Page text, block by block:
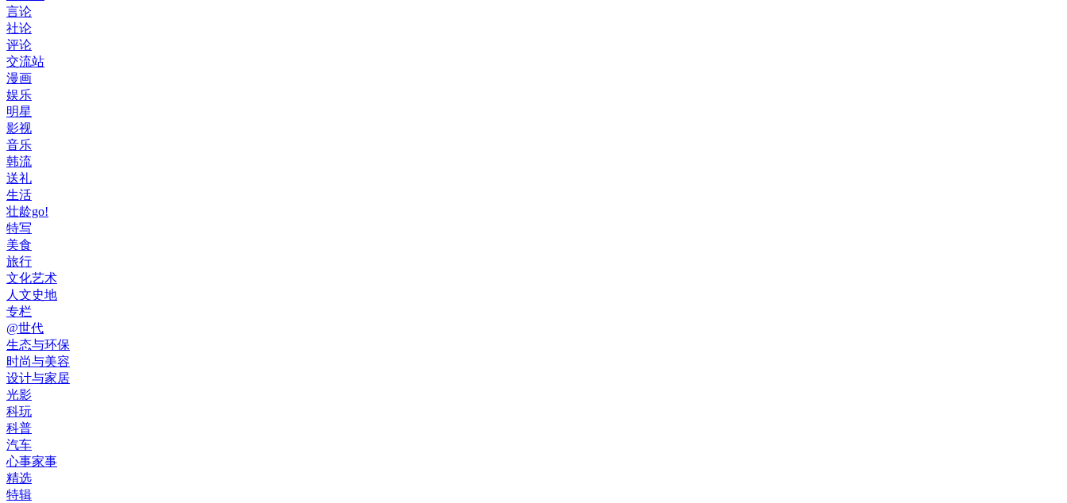
言论
社论
评论
交流站
漫画
娱乐
明星
影视
音乐
韩流
送礼
生活
壮龄go!
特写
美食
旅行
文化艺术
人文史地
专栏
@世代
生态与环保
时尚与美容
设计与家居
光影
科玩
科普
汽车
心事家事
精选
特辑